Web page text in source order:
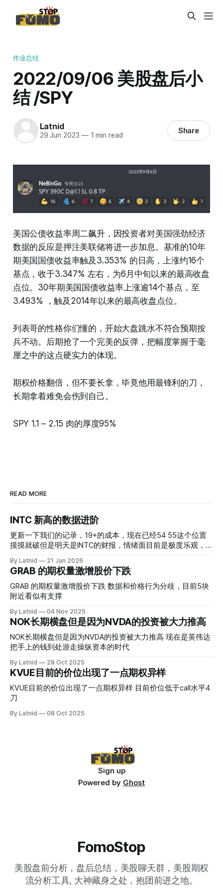
作业总结
2022/09/06 美股盘后小
结 /SPY
Latnid
29 Jun 2023 —1 min read Share
美国公债收益率周二飙升，因投资者对美国强劲经济
数据的反应是押注美联储将进一步加息。基准的10年
期美国国债收益率触及3.353% 的日高，上涨约16个
基点，收于3.347% 左右，为6月中旬以来的最高收盘
点位。30年期美国国债收益率上涨逾14个基点，至
3.493% ，触及2014年以来的最高收盘点位。
列表哥的性格你们懂的，开始大盘跳水不符合预期按
兵不动。后期抢了一个完美的反弹，把幅度掌握于毫
厘之中的这点硬实力的体现。
期权价格翻倍，但不要长拿，毕竟他用最锋利的刀，
长期拿着难免会伤到自己。
SPY 1.1 – 2.15 肉的厚度95%
READ MORE
INTC 新高的数据进阶
更新一下我们的记录，19+的成本，现在已经54 55这个位置
摸摸就破但是明天是INTC的财报，情绪面目前是极度乐观，反
是突破前的支撑CC感觉可以做，放远些, 因为18A的经验还未
真正得到普遍大众的关注，当然财报可以继续出新消息顶一下
压力位置。 数据在70驻扎 整体呈现 47 – 60 短期位置
By Latnid 21 Jan 2026
GRAB 的期权量激增股价下跌
GRAB 的期权量激增股价下跌 数据和价格行为分歧，目前5块
附近看似有支撑
By Latnid 04 Nov 2025
NOK长期横盘但是因为NVDA的投资被大力推高
NOK长期横盘但是因为NVDA的投资被大力推高 现在是英伟达
把手上的钱到处游走操纵资本的时代
By Latnid 28 Oct 2025
KVUE目前的价位出现了一点期权异样
KVUE目前的价位出现了一点期权异样 目前价位低于call水平4
刀
By Latnid 08 Oct 2025
Sign up
Powered by Ghost
FomoStop
美股盘前分析，盘后总结，美股聊天群，美股期权
流分析工具, 大神藏身之处，抱团前进之地。